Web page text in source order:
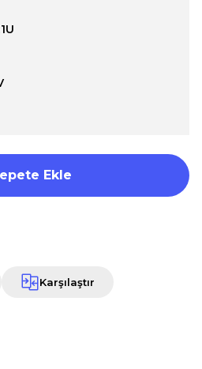
Ekle
Karşılaştır